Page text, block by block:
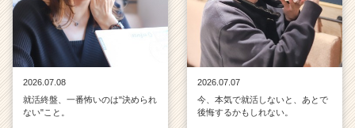
2026.07.08
就活終盤、一番怖いのは"決められ
ない"こと。
2026.07.07
今、本気で就活しないと、あとで
後悔するかもしれない。